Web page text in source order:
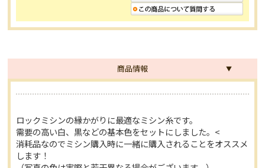
商品情報
ロックミシンの縁かがりに最適なミシン糸です。
需要の高い白、黒などの基本色をセットにしました。<
消耗品なのでミシン購入時に一緒に購入されることをオススメ
します！